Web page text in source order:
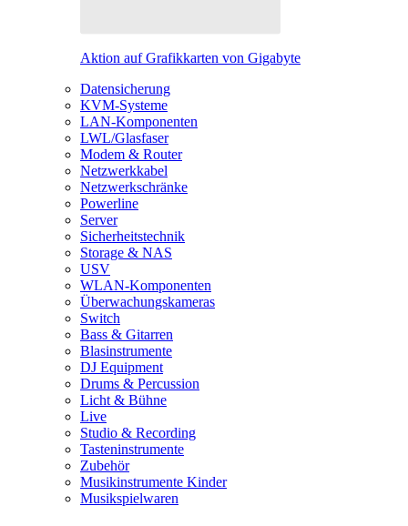
Aktion auf Grafikkarten von Gigabyte
Datensicherung
KVM-Systeme
LAN-Komponenten
LWL/Glasfaser
Modem & Router
Netzwerkkabel
Netzwerkschränke
Powerline
Server
Sicherheitstechnik
Storage & NAS
USV
WLAN-Komponenten
Überwachungskameras
Switch
Bass & Gitarren
Blasinstrumente
DJ Equipment
Drums & Percussion
Licht & Bühne
Live
Studio & Recording
Tasteninstrumente
Zubehör
Musikinstrumente Kinder
Musikspielwaren